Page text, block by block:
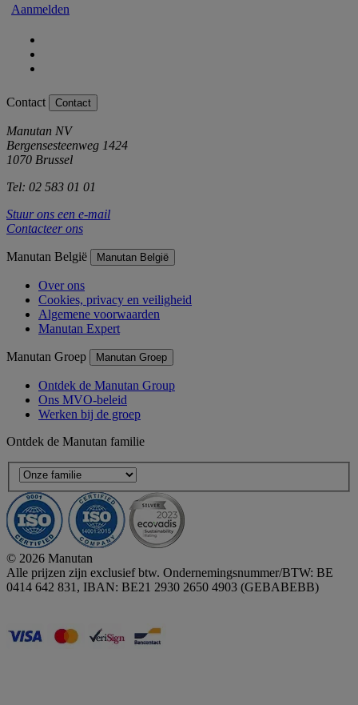
Aanmelden
Contact Contact
Manutan NV
Bergensesteenweg 1424
1070 Brussel
Tel: 02 583 01 01
Stuur ons een e-mail
Contacteer ons
Manutan België Manutan België
Over ons
Cookies, privacy en veiligheid
Algemene voorwaarden
Manutan Expert
Manutan Groep Manutan Groep
Ontdek de Manutan Group
Ons MVO-beleid
Werken bij de groep
Ontdek de Manutan familie
© 2026 Manutan
Alle prijzen zijn exclusief btw. Ondernemingsnummer/BTW: BE
0414 642 831, IBAN: BE21 2930 2650 4903 (GEBABEBB)